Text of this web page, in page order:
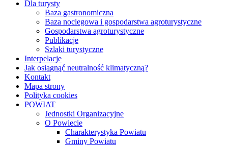
Dla turysty
Baza gastronomiczna
Baza noclegowa i gospodarstwa agroturystyczne
Gospodarstwa agroturystyczne
Publikacje
Szlaki turystyczne
Interpelacje
Jak osiągnąć neutralność klimatyczną?
Kontakt
Mapa strony
Polityka cookies
POWIAT
Jednostki Organizacyjne
O Powiecie
Charakterystyka Powiatu
Gminy Powiatu